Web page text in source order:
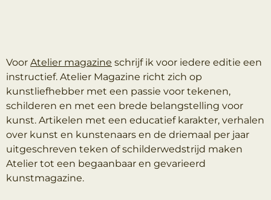
Voor Atelier magazine schrijf ik voor iedere editie een
instructief. Atelier Magazine richt zich op
kunstliefhebber met een passie voor tekenen,
schilderen en met een brede belangstelling voor
kunst. Artikelen met een educatief karakter, verhalen
over kunst en kunstenaars en de driemaal per jaar
uitgeschreven teken of schilderwedstrijd maken
Atelier tot een begaanbaar en gevarieerd
kunstmagazine.